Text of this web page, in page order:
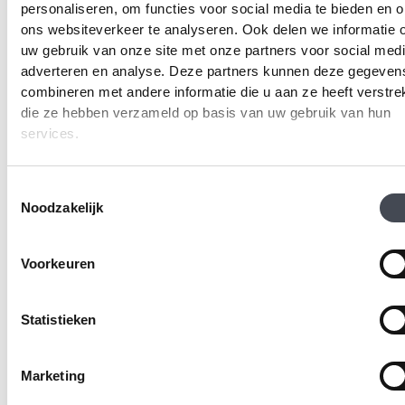
personaliseren, om functies voor social media te bieden en
ons websiteverkeer te analyseren. Ook delen we informatie
uw gebruik van onze site met onze partners voor social
adverteren en analyse. Deze partners kunnen deze
combineren met andere informatie die u aan ze heeft
die ze hebben verzameld op basis van uw gebruik van hun
services.
Noodzakelijk
Voorkeuren
Statistieken
Marketing
Designflooring –
Rubens Rigid Core
Frosted Marble SCB-
ST26-18
43.94m2
Gerelateerde producten